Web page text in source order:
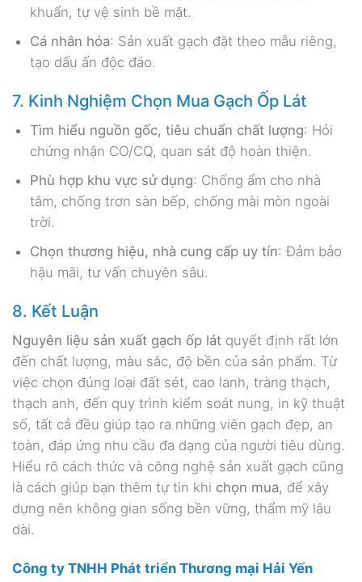
khuẩn, tự vệ sinh bề mặt.
Cá nhân hóa: Sản xuất gạch đặt theo mẫu riêng,
tạo dấu ấn độc đáo.
7. Kinh Nghiệm Chọn Mua Gạch Ốp Lát
Tìm hiểu nguồn gốc, tiêu chuẩn chất lượng: Hỏi
chứng nhận CO/CQ, quan sát độ hoàn thiện.
Phù hợp khu vực sử dụng: Chống ẩm cho nhà
tắm, chống trơn sàn bếp, chống mài mòn ngoài
trời.
Chọn thương hiệu, nhà cung cấp uy tín: Đảm bảo
hậu mãi, tư vấn chuyên sâu.
8. Kết Luận
Nguyên liệu sản xuất gạch ốp lát quyết định rất lớn
đến chất lượng, màu sắc, độ bền của sản phẩm. Từ
việc chọn đúng loại đất sét, cao lanh, tràng thạch,
thạch anh, đến quy trình kiểm soát nung, in kỹ thuật
số, tất cả đều giúp tạo ra những viên gạch đẹp, an
toàn, đáp ứng nhu cầu đa dạng của người tiêu dùng.
Hiểu rõ cách thức và công nghệ sản xuất gạch cũng
là cách giúp bạn thêm tự tin khi chọn mua, để xây
dựng nên không gian sống bền vững, thẩm mỹ lâu
dài.
Công ty TNHH Phát triển Thương mại Hải Yến